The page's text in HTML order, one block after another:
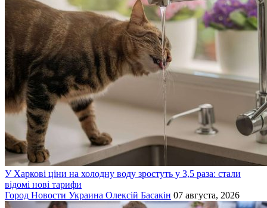
У Харкові ціни на холодну воду зростуть у 3,5 раза: стали
відомі нові тарифи
Город Новости Украина Олексій Басакін 07 августа, 2026